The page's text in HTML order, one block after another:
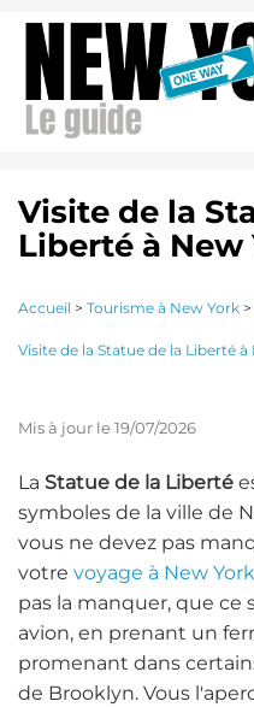
Aller
contenu
principal
Visite de la
Liberté à New
Accueil > Tourisme à New York >
Visite de la Statue de la Liberté à
Mis à jour le 19/07/2026
La Statue de la Liberté
symboles de la ville de
vous ne devez pas
votre voyage à New
pas la manquer, que ce
avion, en prenant un
promenant dans
de Brooklyn. Vous